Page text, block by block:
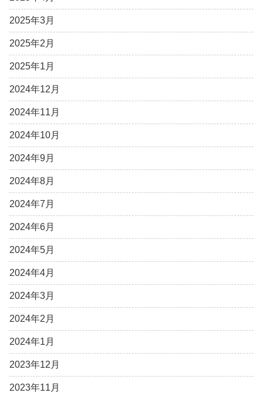
2025年3月
2025年2月
2025年1月
2024年12月
2024年11月
2024年10月
2024年9月
2024年8月
2024年7月
2024年6月
2024年5月
2024年4月
2024年3月
2024年2月
2024年1月
2023年12月
2023年11月